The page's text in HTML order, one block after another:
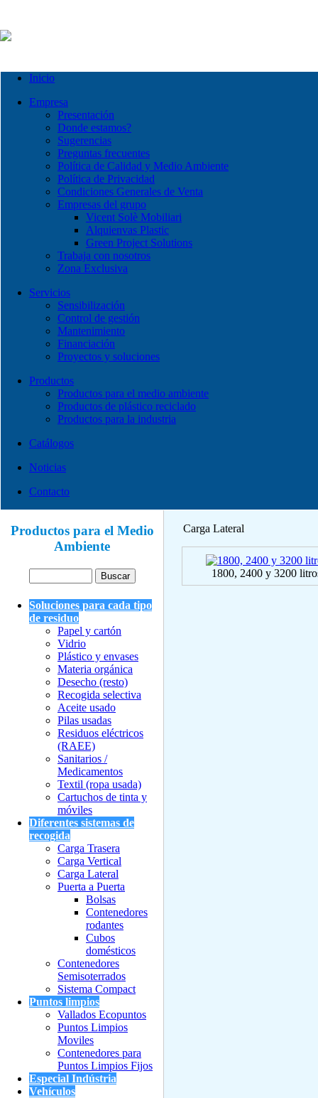
Inicio
Empresa
Presentación
Donde estamos?
Sugerencias
Preguntas frecuentes
Política de Calidad y Medio Ambiente
Política de Privacidad
Condiciones Generales de Venta
Empresas del grupo
Vicent Solè Mobiliari
Alquienvas Plastic
Green Project Solutions
Trabaja con nosotros
Zona Exclusiva
Servicios
Sensibilización
Control de gestión
Mantenimiento
Financiación
Proyectos y soluciones
Productos
Productos para el medio ambiente
Productos de plástico reciclado
Productos para la industria
Catálogos
Noticias
Contacto
Productos para el Medio
Ambiente
Soluciones para cada tipo
de residuo
Papel y cartón
Vidrio
Plástico y envases
Materia orgánica
Desecho (resto)
Recogida selectiva
Aceite usado
Pilas usadas
Residuos eléctricos
(RAEE)
Sanitarios /
Medicamentos
Textil (ropa usada)
Cartuchos de tinta y
móviles
Diferentes sistemas de
recogida
Carga Trasera
Carga Vertical
Carga Lateral
Puerta a Puerta
Bolsas
Contenedores
rodantes
Cubos
domésticos
Contenedores
Semisoterrados
Sistema Compact
Puntos limpios
Vallados Ecopuntos
Puntos Limpios
Moviles
Contenedores para
Puntos Limpios Fijos
Especial Indústria
Vehículos
Carga Lateral
1800, 2400 y 3200